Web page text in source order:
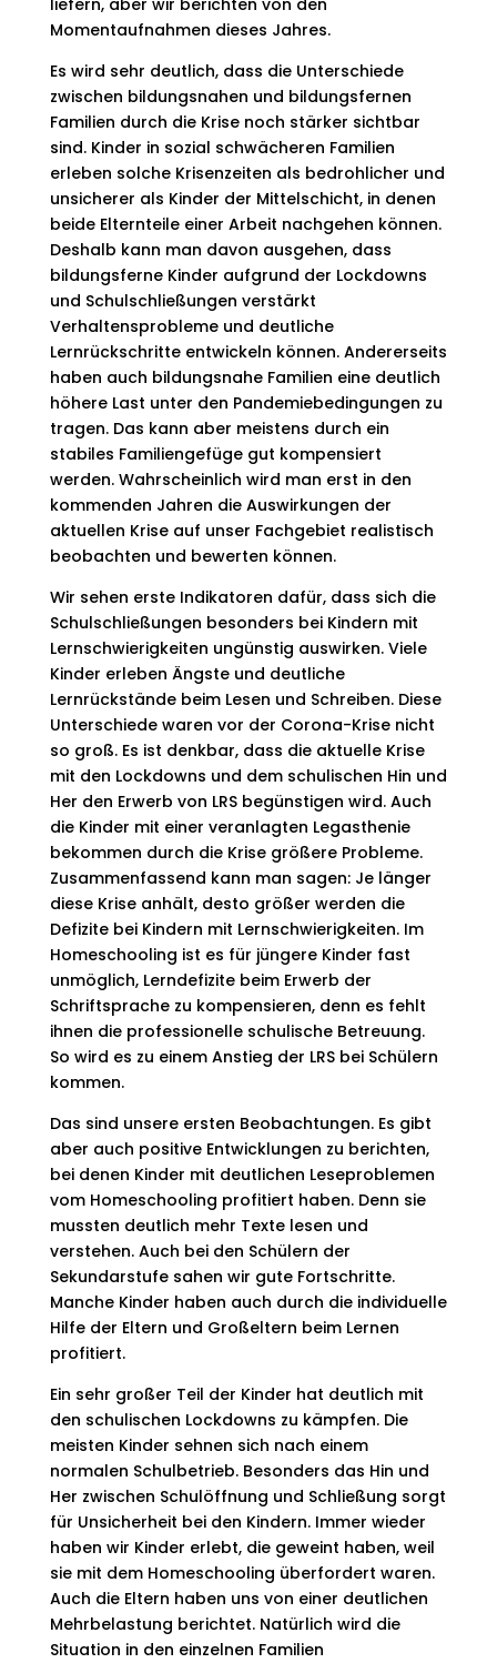
Momentaufnahmen dieses Jahres.
Es wird sehr deutlich, dass die Unterschiede
zwischen bildungsnahen und bildungsfernen
Familien durch die Krise noch stärker sichtbar
sind. Kinder in sozial schwächeren Familien
erleben solche Krisenzeiten als bedrohlicher und
unsicherer als Kinder der Mittelschicht, in denen
beide Elternteile einer Arbeit nachgehen können.
Deshalb kann man davon ausgehen, dass
bildungsferne Kinder aufgrund der Lockdowns
und Schulschließungen verstärkt
Verhaltensprobleme und deutliche
Lernrückschritte entwickeln können. Andererseits
haben auch bildungsnahe Familien eine deutlich
höhere Last unter den Pandemiebedingungen zu
tragen. Das kann aber meistens durch ein
stabiles Familiengefüge gut kompensiert
werden. Wahrscheinlich wird man erst in den
kommenden Jahren die Auswirkungen der
aktuellen Krise auf unser Fachgebiet realistisch
beobachten und bewerten können.
Wir sehen erste Indikatoren dafür, dass sich die
Schulschließungen besonders bei Kindern mit
Lernschwierigkeiten ungünstig auswirken. Viele
Kinder erleben Ängste und deutliche
Lernrückstände beim Lesen und Schreiben. Diese
Unterschiede waren vor der Corona-Krise nicht
so groß. Es ist denkbar, dass die aktuelle Krise
mit den Lockdowns und dem schulischen Hin und
Her den Erwerb von LRS begünstigen wird. Auch
die Kinder mit einer veranlagten Legasthenie
bekommen durch die Krise größere Probleme.
Zusammenfassend kann man sagen: Je länger
diese Krise anhält, desto größer werden die
Defizite bei Kindern mit Lernschwierigkeiten. Im
Homeschooling ist es für jüngere Kinder fast
unmöglich, Lerndefizite beim Erwerb der
Schriftsprache zu kompensieren, denn es fehlt
ihnen die professionelle schulische Betreuung.
So wird es zu einem Anstieg der LRS bei Schülern
kommen.
Das sind unsere ersten Beobachtungen. Es gibt
aber auch positive Entwicklungen zu berichten,
bei denen Kinder mit deutlichen Leseproblemen
vom Homeschooling profitiert haben. Denn sie
mussten deutlich mehr Texte lesen und
verstehen. Auch bei den Schülern der
Sekundarstufe sahen wir gute Fortschritte.
Manche Kinder haben auch durch die individuelle
Hilfe der Eltern und Großeltern beim Lernen
profitiert.
Ein sehr großer Teil der Kinder hat deutlich mit
den schulischen Lockdowns zu kämpfen. Die
meisten Kinder sehnen sich nach einem
normalen Schulbetrieb. Besonders das Hin und
Her zwischen Schulöffnung und Schließung sorgt
für Unsicherheit bei den Kindern. Immer wieder
haben wir Kinder erlebt, die geweint haben, weil
sie mit dem Homeschooling überfordert waren.
Auch die Eltern haben uns von einer deutlichen
Mehrbelastung berichtet. Natürlich wird die
Situation in den einzelnen Familien